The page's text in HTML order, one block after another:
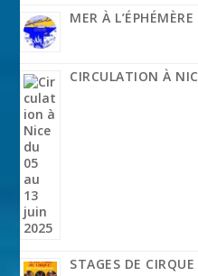
MER À L’ÉPHÉMÈRE
CIRCULATION À
STAGES DE